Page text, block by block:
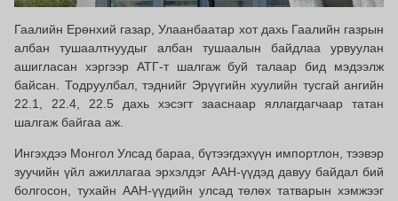
Гаалийн Ерөнхий газар, Улаанбаатар хот дахь Гаалийн газрын
албан тушаалтнуудыг албан тушаалын байдлаа урвуулан
ашигласан хэргээр АТГ-т шалгаж буй талаар бид мэдээлж
байсан. Тодруулбал, тэднийг Эрүүгийн хуулийн тусгай ангийн
22.1, 22.4, 22.5 дахь хэсэгт зааснаар яллагдагчаар татан
шалгаж байгаа аж.
Ингэхдээ Монгол Улсад бараа, бүтээгдэхүүн импортлон, тээвэр
зуучийн үйл ажиллагаа эрхэлдэг ААН-үүдэд давуу байдал бий
болгосон, тухайн ААН-үүдийн улсад төлөх татварын хэмжээг